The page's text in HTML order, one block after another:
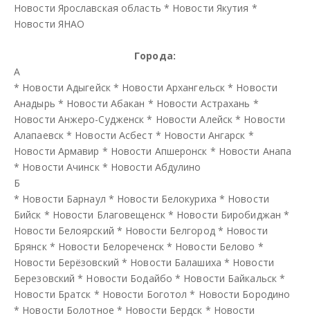
Новости Ярославская область * Новости Якутия *
Новости ЯНАО
Города:
А
* Новости Адыгейск* Новости Архангельск * Новости
Анадырь * Новости Абакан * Новости Астрахань *
Новости Анжеро-Судженск * Новости Алейск * Новости
Алапаевск* Новости Асбест * Новости Ангарск *
Новости Армавир * Новости Апшеронск * Новости Анапа
* Новости Ачинск* Новости Абдулино
Б
* Новости Барнаул * Новости Белокуриха * Новости
Бийск * Новости Благовещенск* Новости Биробиджан *
Новости Белоярский * Новости Белгород* Новости
Брянск* Новости Белореченск* Новости Белово *
Новости Берёзовский * Новости Балашиха * Новости
Березовский * Новости Бодайбо * Новости Байкальск*
Новости Братск * Новости Боготол * Новости Бородино
* Новости Болотное * Новости Бердск * Новости